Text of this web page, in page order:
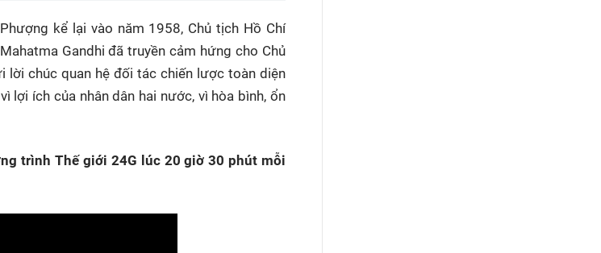
kể lại vào năm 1958, Chủ tịch Hồ Chí
Gandhi đã truyền cảm hứng cho Chủ
lời chúc quan hệ đối tác chiến lược toàn diện
lợi ích của nhân dân hai nước, vì hòa bình, ổn
trình Thế giới 24G lúc 20 giờ 30 phút mỗi